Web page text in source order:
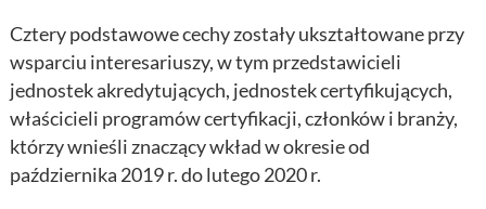
Cztery podstawowe cechy zostały ukształtowane przy
wsparciu interesariuszy, w tym przedstawicieli
jednostek akredytujących, jednostek certyfikujących,
właścicieli programów certyfikacji, członków i branży,
którzy wnieśli znaczący wkład w okresie od
października 2019 r. do lutego 2020 r.